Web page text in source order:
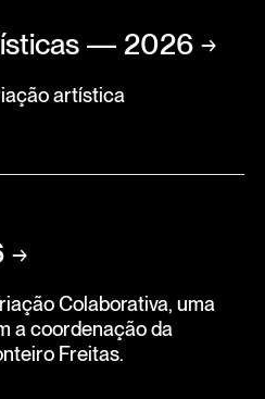
— 2026 →
artística
→
Colaborativa, uma
a coordenação da
Freitas.